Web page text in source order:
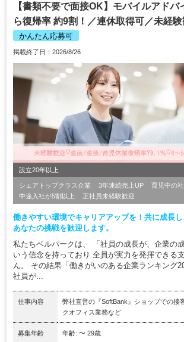
【書類不要で面接OK】モバイルアド
ら復帰率 約9割！／連休取得可／未経
かんたん応募可
掲載終了日：2026/8/26
設立20年以上
シェアトップクラス企業 3年連続売上UP
育児中の
中途入社が5割以上
正社員未経験歓迎
働きやすい環境でキャリアアップを！共に成長し
あなたの挑戦を歓迎します。
私たちベルパークは、 「社員の成長が、企業の
いう信念を持っており 全員が実力を発揮できる
ん。 その結果「働きがいのある企業ランキング
社員が...
仕事内容
弊社直営の『SoftBank』ショップでの接
クオフィス業務など
募集年齢 年齢: 〜 29歳